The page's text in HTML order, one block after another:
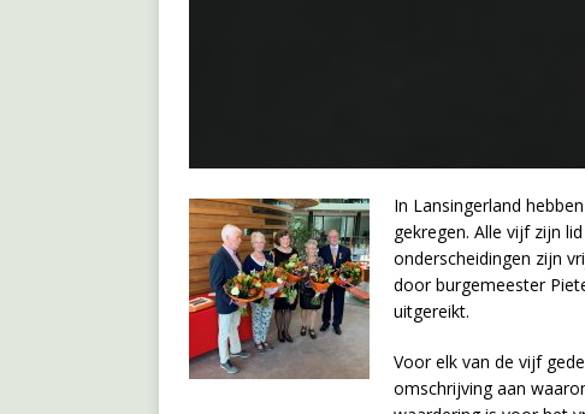
In Lansingerland
gekregen. Alle vijf zijn
onderscheidingen zijn
door burgemeester
uitgereikt.
Voor elk van de vijf
omschrijving aan